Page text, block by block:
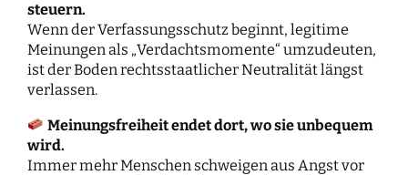
steuern.
Wenn der Verfassungsschutz beginnt, legitime
Meinungen als „Verdachtsmomente“ umzudeuten,
ist der Boden rechtsstaatlicher Neutralität längst
verlassen.
Meinungsfreiheit endet dort, wo sie unbequem
wird.
Immer mehr Menschen schweigen aus Angst vor